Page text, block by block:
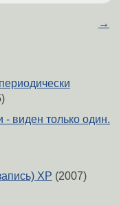
→
- виден только один.
XP (2007)